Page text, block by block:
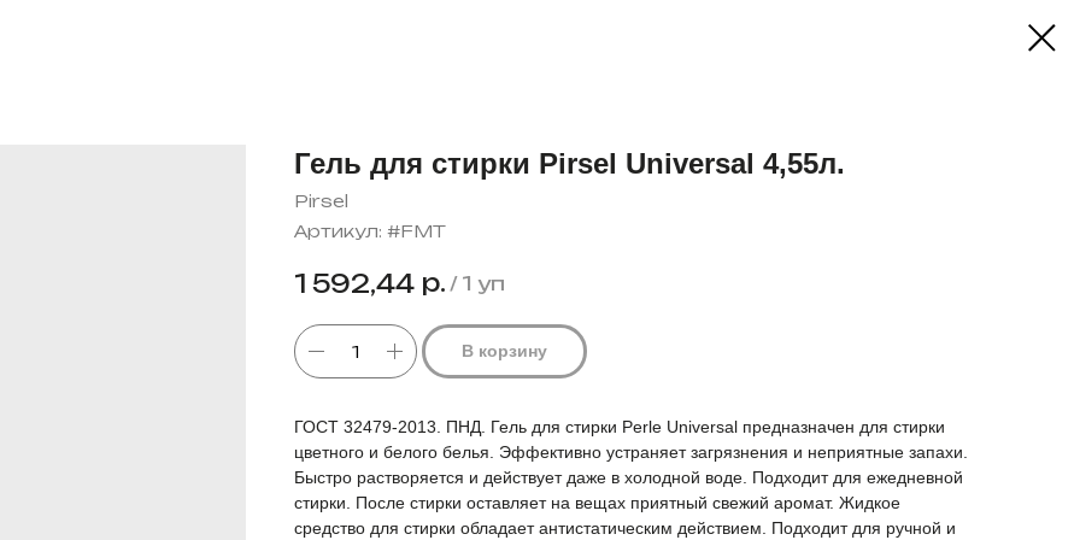
Гель для стирки Pirsel Universal 4,55л.
Pirsel
Артикул: #FMT
1 592,44 р. / 1 уп
В корзину
ГОСТ 32479-2013. ПНД. Гель для стирки Perle Universal предназначен для стирки
цветного и белого белья. Эффективно устраняет загрязнения и неприятные запахи.
Быстро растворяется и действует даже в холодной воде. Подходит для ежедневной
стирки. После стирки оставляет на вещах приятный свежий аромат. Жидкое
средство для стирки обладает антистатическим действием. Подходит для ручной и